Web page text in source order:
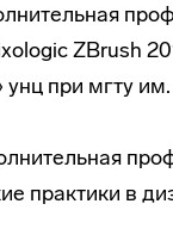
ZBrush
унц при мгту
практики в